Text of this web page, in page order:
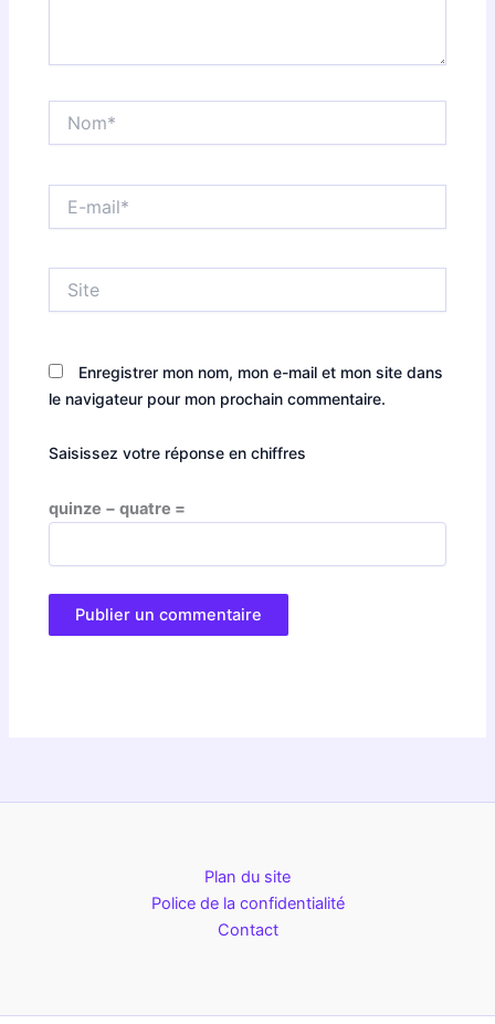
mail*
Enregistrer mon nom, mon e-mail et mon site dans
le navigateur pour mon prochain commentaire.
Saisissez votre réponse en chiffres
quinze − quatre =
Plan du site
Police de la confidentialité
Contact